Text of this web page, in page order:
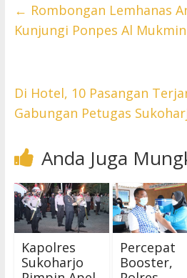
← Rombongan Lemhanas
Kunjungi Ponpes Al
Di Hotel, 10 Pasangan
Gabungan Petugas
Anda Juga
Kapolres
Sukoharjo
Percepat
Booster,